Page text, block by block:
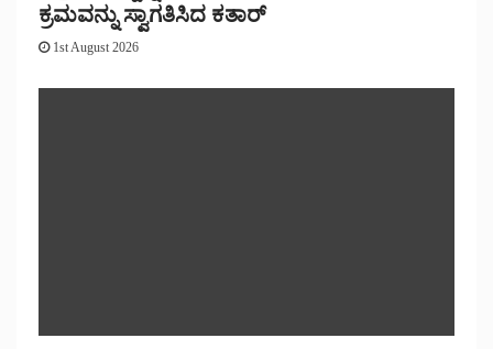
ಕ್ರಮವನ್ನು ಸ್ವಾಗತಿಸಿದ ಕತಾರ್
1st August 2026